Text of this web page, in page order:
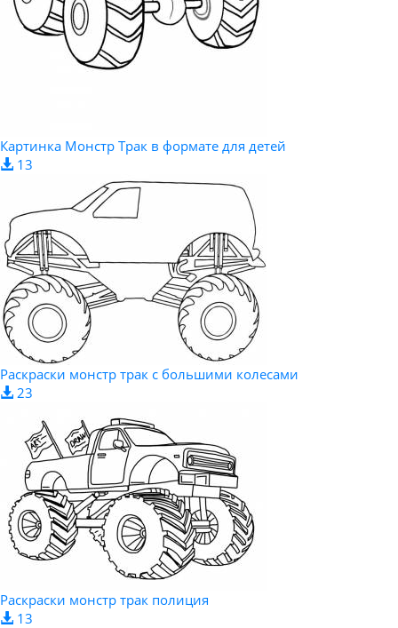
Картинка Монстр Трак в формате для детей
13
Раскраски монстр трак с большими колесами
23
Раскраски монстр трак полиция
13